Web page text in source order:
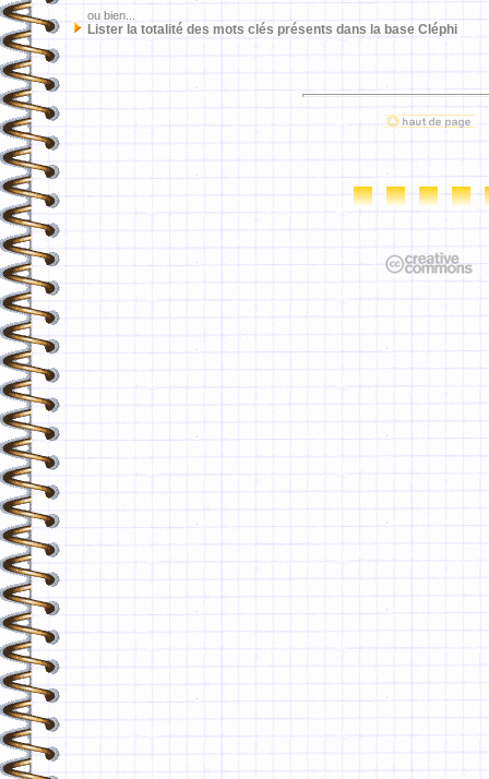
ou bien...
Lister la totalité des mots clés présents dans la base Cléphi